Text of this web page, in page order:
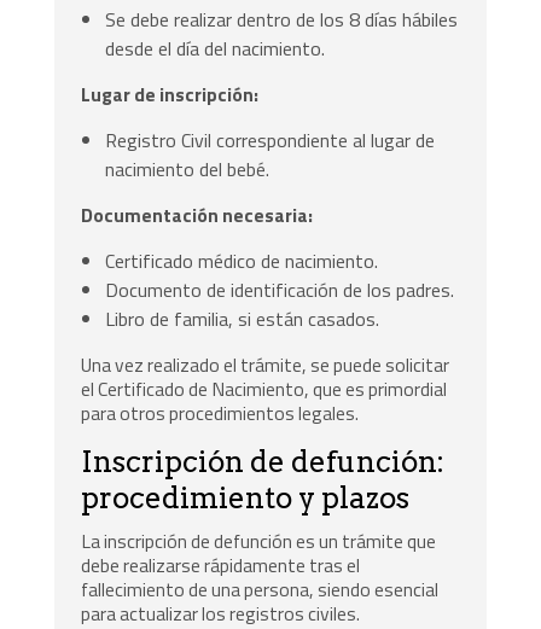
Se debe realizar dentro de los 8 días hábiles
desde el día del nacimiento.
Lugar de inscripción:
Registro Civil correspondiente al lugar de
nacimiento del bebé.
Documentación necesaria:
Certificado médico de nacimiento.
Documento de identificación de los padres.
Libro de familia, si están casados.
Una vez realizado el trámite, se puede solicitar
el Certificado de Nacimiento, que es primordial
para otros procedimientos legales.
Inscripción de defunción:
procedimiento y plazos
La inscripción de defunción es un trámite que
debe realizarse rápidamente tras el
fallecimiento de una persona, siendo esencial
para actualizar los registros civiles.